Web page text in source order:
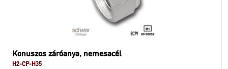
Konuszos záróanya, nemesacél
H2-CP-H35